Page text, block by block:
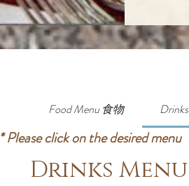
Food Menu 食物
Drinks Menu
* Please click on the desired menu